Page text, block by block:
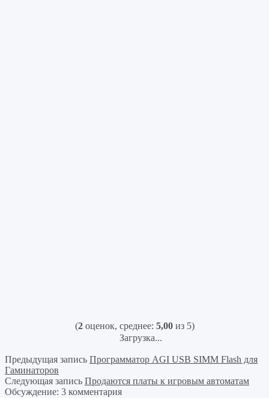
(2оценок, среднее: 5,00из 5)
Загрузка...
Предыдущая запись Программатор AGI USB SIMM Flash для
Гаминаторов
Следующая запись Продаются платы к игровым автоматам
Обсуждение: 3 комментария